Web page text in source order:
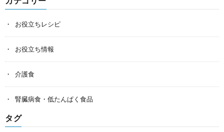
お役立ちレシピ
お役立ち情報
介護食
腎臓病食・低たんぱく食品
タグ